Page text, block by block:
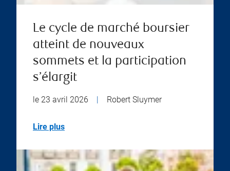
Le cycle de marché boursier
atteint de nouveaux
sommets et la participation
s’élargit
le 23 avril 2026 Robert Sluymer
Lire plus